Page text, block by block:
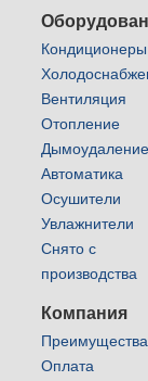
Кондиционеры
Вентиляция
Отопление
Автоматика
Осушители
Увлажнители
Снято с
производства
Компания
Преимущества
Оплата